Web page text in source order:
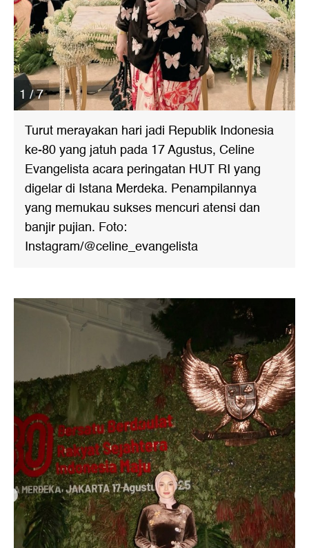
1 / 7
Turut merayakan hari jadi Republik Indonesia
ke-80 yang jatuh pada 17 Agustus, Celine
Evangelista acara peringatan HUT RI yang
digelar di Istana Merdeka. Penampilannya
yang memukau sukses mencuri atensi dan
banjir pujian. Foto:
Instagram/@celine_evangelista